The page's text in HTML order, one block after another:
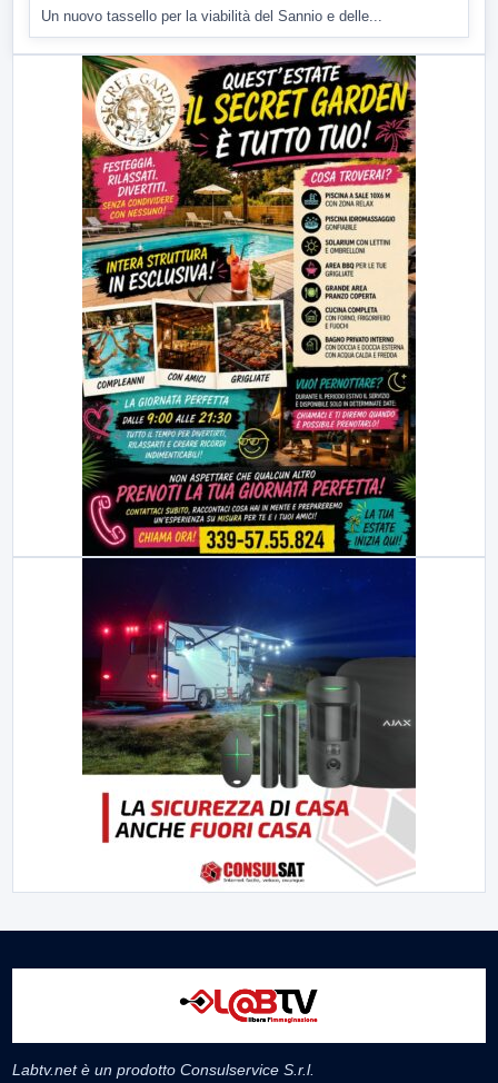
Un nuovo tassello per la viabilità del Sannio e delle...
Labtv.net è un prodotto Consulservice S.r.l.